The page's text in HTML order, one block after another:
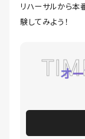
リハーサルから本
験してみよう！
オ